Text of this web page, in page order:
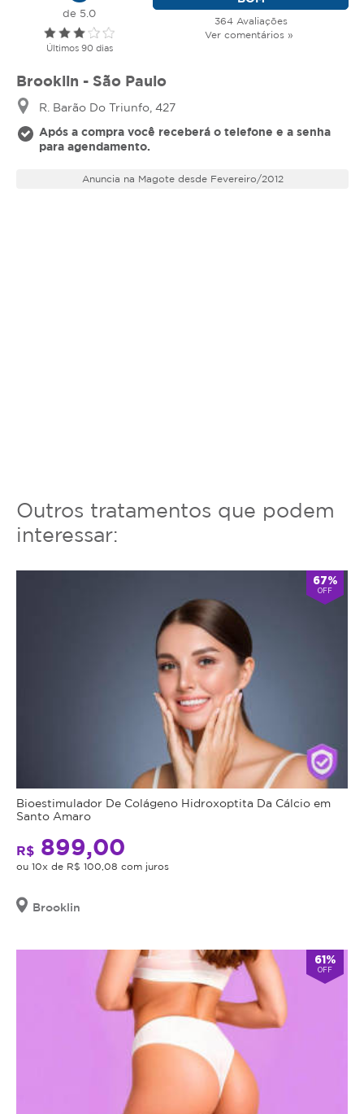
de 5.0
Últimos 90 dias
364 Avaliações
Ver comentários »
Brooklin - São Paulo
R. Barão Do Triunfo, 427
Após a compra você receberá o telefone e a senha
para agendamento.
Anuncia na Magote desde Fevereiro/2012
Outros tratamentos que podem
interessar:
67%
OFF
Bioestimulador De Colágeno Hidroxoptita Da Cálcio em
Santo Amaro
R$ 899,00
ou 10x de R$ 100,08 com juros
Brooklin
61%
OFF